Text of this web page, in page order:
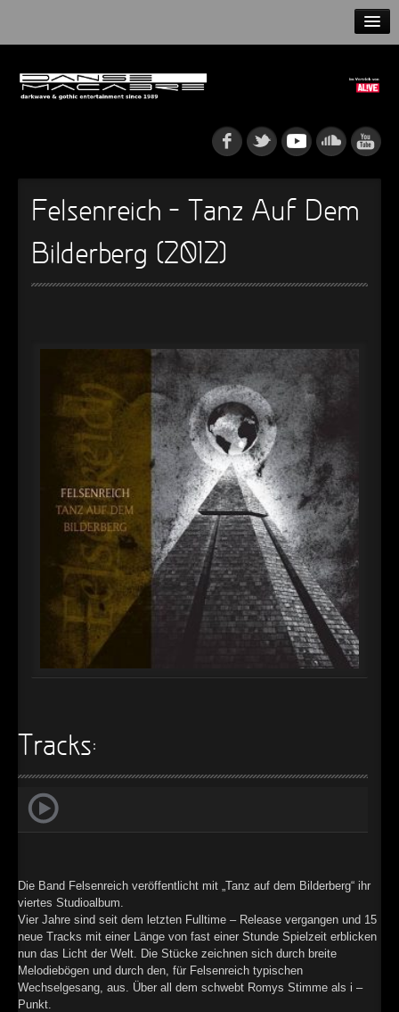
NEWS
► Rattenfänger
Oberer Totpunkt
Dia De Los Muertos
Oberer Totpunkt
Alltag macht tot
Oberer Totpunkt
Die Krieger
Oberer Totpunkt
Imperator
Oberer Totpunkt
► Maschinenherz
Oberer Totpunkt
Der Siebte Tag
Oberer Totpunkt
► Langfristig gesehen (sind wir alle tot)
Oberer Totpunkt
Oberer Totpunkt
► Gevatter Tod
►
►
Felsenreich – Tanz Auf Dem
Bilderberg (2012)
Tracks:
Die Band Felsenreich veröffentlicht mit „Tanz auf dem Bilderberg“ ihr
viertes Studioalbum.
Vier Jahre sind seit dem letzten Fulltime – Release vergangen und 15
neue Tracks mit einer Länge von fast einer Stunde Spielzeit erblicken
nun das Licht der Welt. Die Stücke zeichnen sich durch breite
Melodiebögen und durch den, für Felsenreich typischen
Wechselgesang, aus. Über all dem schwebt Romys Stimme als i –
Punkt.